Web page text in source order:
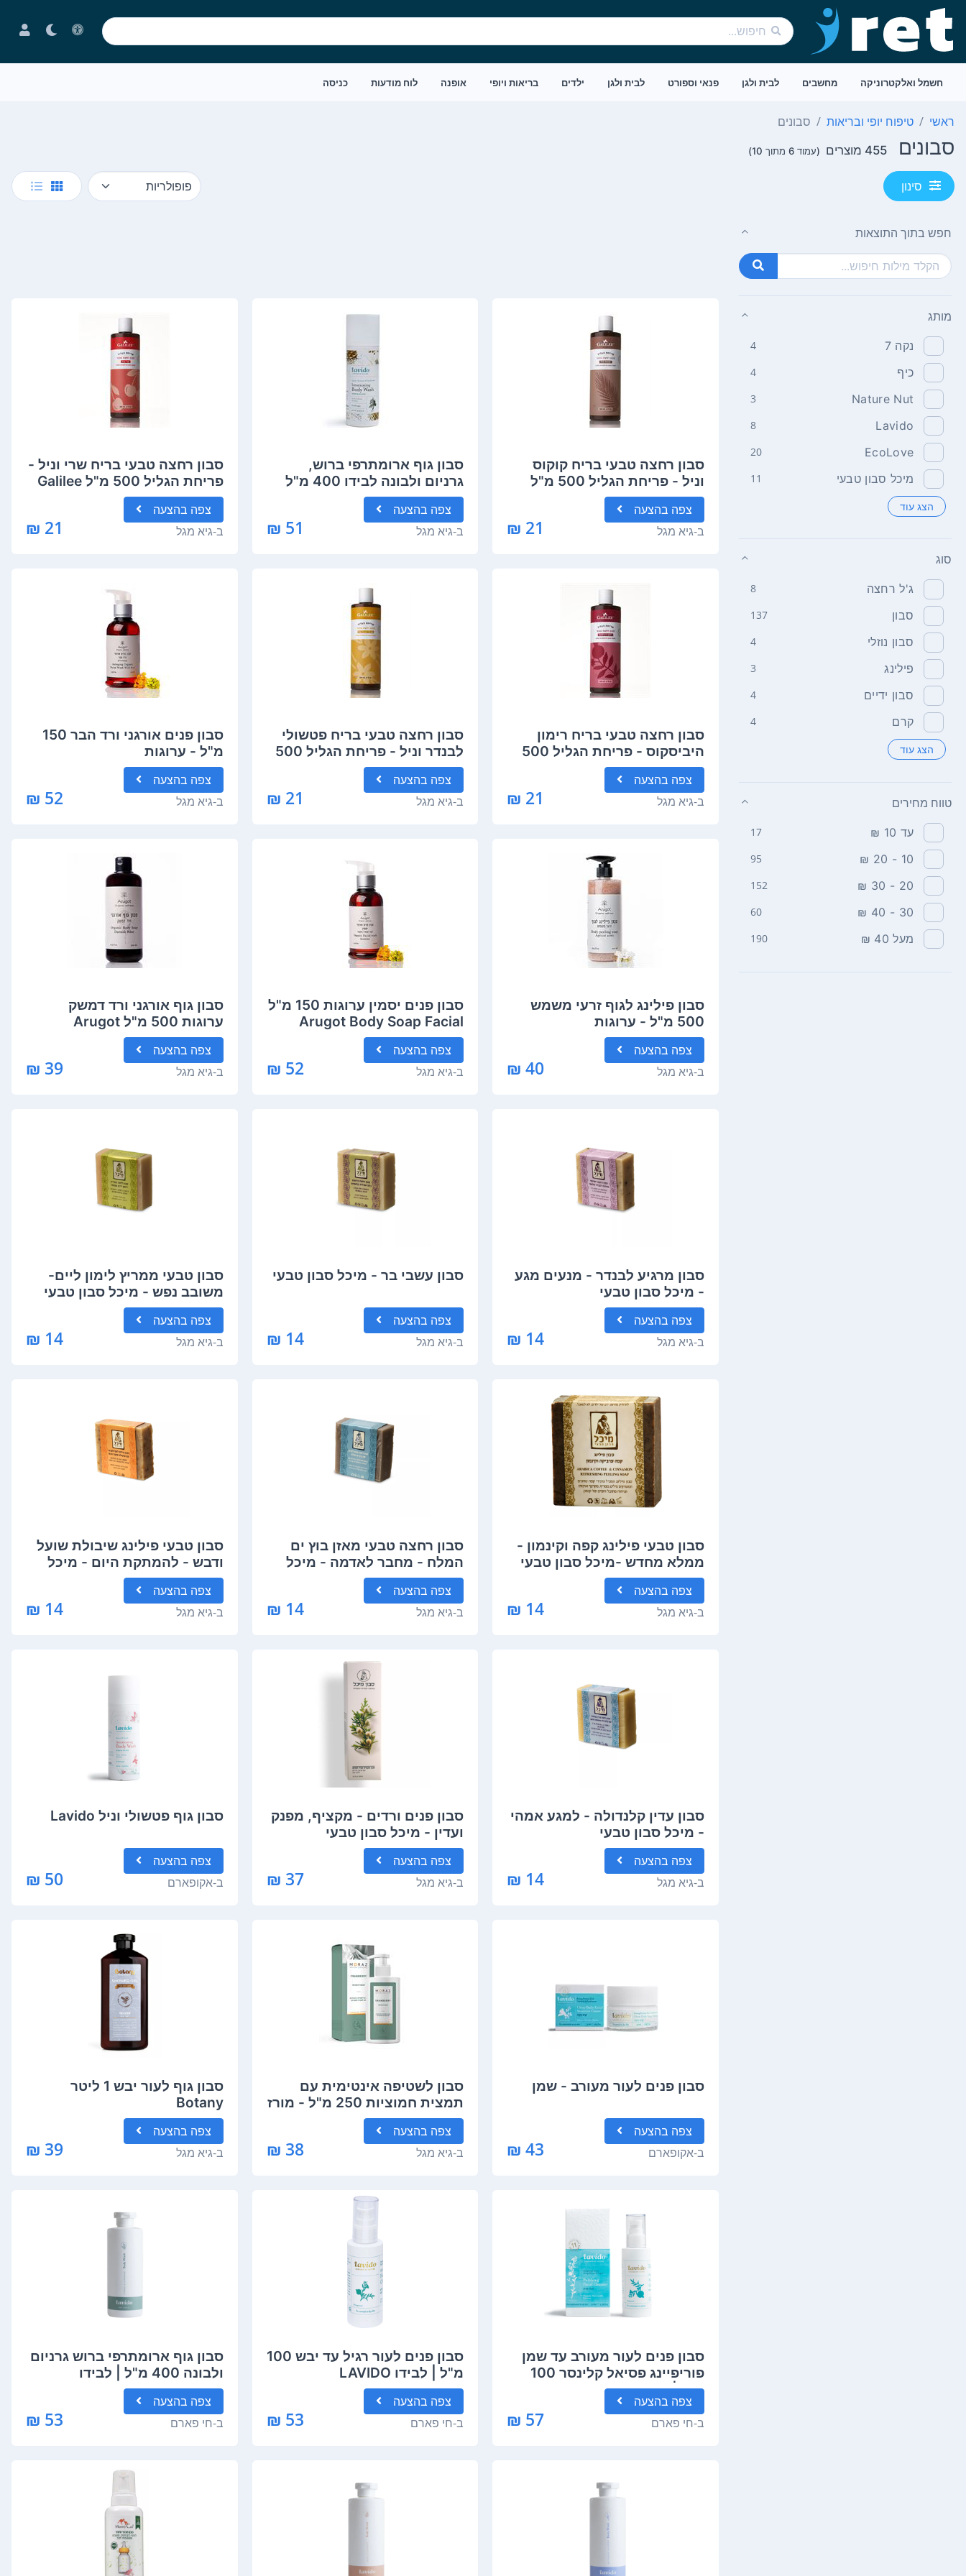
חשמל ואלקטרוניקה מחשבים לבית ולגן פנאי וספורט לבית ולגן ילדים בריאות ויופי אופנה לוח מודעות כניסה
ראשי טיפוח יופי ובריאות סבונים
סבונים 455 מוצרים (עמוד 6 מתוך 10)
סינון
חפש בתוך התוצאות
מותג
נקה 7 4
כיף 4
Nature Nut
3
Lavido
8
EcoLove
20
מיכל סבון טבעי 11
הצג עוד
סוג
ג'ל רחצה 8
סבון 137
סבון נוזלי 4
פילינג 3
סבון ידיים 4
קרם 4
הצג עוד
טווח מחירים
עד 10 ₪ 17
10 - 20 ₪
95
20 - 30 ₪
152
30 - 40 ₪
60
מעל 40 ₪ 190
סבון רחצה טבעי בריח קוקוס
וניל - פריחת הגליל 500 מ"ל
Galilee Pure
צפה בהצעה
ב-גיא מגל 21 ₪
סבון גוף ארומתרפי ברוש,
גרניום ולבונה לבידו 400 מ"ל
Lavido Body Wash
צפה בהצעה
ב-גיא מגל 51 ₪
סבון רחצה טבעי בריח שרי וניל -
פריחת הגליל 500 מ"ל Galilee
Pure
צפה בהצעה
ב-גיא מגל 21 ₪
סבון רחצה טבעי בריח רימון
היביסקוס - פריחת הגליל 500
מ"ל Galilee Pure
צפה בהצעה
ב-גיא מגל 21 ₪
סבון רחצה טבעי בריח פטשולי
לבנדר וניל - פריחת הגליל 500
מ"ל Galilee Pure
צפה בהצעה
ב-גיא מגל 21 ₪
סבון פנים אורגני ורד הבר 150
מ"ל - ערוגות
צפה בהצעה
ב-גיא מגל 52 ₪
סבון פילינג לגוף זרעי משמש
500 מ"ל - ערוגות
צפה בהצעה
ב-גיא מגל 40 ₪
סבון פנים יסמין ערוגות 150 מ"ל
Arugot Body Soap Facial
wash
צפה בהצעה
ב-גיא מגל 52 ₪
סבון גוף אורגני ורד דמשק
ערוגות 500 מ"ל Arugot
Organic Body Soap Damask
Rose
צפה בהצעה
ב-גיא מגל 39 ₪
סבון מרגיע לבנדר - מנעים מגע
- מיכל סבון טבעי
צפה בהצעה
ב-גיא מגל 14 ₪
סבון עשבי בר - מיכל סבון טבעי
צפה בהצעה
ב-גיא מגל 14 ₪
סבון טבעי ממריץ לימון ליים-
משובב נפש - מיכל סבון טבעי
צפה בהצעה
ב-גיא מגל 14 ₪
סבון טבעי פילינג קפה וקינמון -
ממלא מחדש -מיכל סבון טבעי
צפה בהצעה
ב-גיא מגל 14 ₪
סבון רחצה טבעי מאזן בוץ ים
המלח - מחבר לאדמה - מיכל
סבון טבעי
צפה בהצעה
ב-גיא מגל 14 ₪
סבון טבעי פילינג שיבולת שועל
ודבש - להמתקת היום - מיכל
סבון טבעי
צפה בהצעה
ב-גיא מגל 14 ₪
סבון עדין קלנדולה - למגע אמהי
- מיכל סבון טבעי
צפה בהצעה
ב-גיא מגל 14 ₪
סבון פנים ורדים - מקציף, מפנק
ועדין - מיכל סבון טבעי
צפה בהצעה
ב-גיא מגל 37 ₪
סבון גוף פטשולי וניל Lavido
צפה בהצעה
ב-אקופארם 50 ₪
סבון פנים לעור מעורב - שמן
צפה בהצעה
ב-אקופארם 43 ₪
סבון לשטיפה אינטימית עם
תמצית חמוציות 250 מ"ל - מורז
צפה בהצעה
ב-גיא מגל 38 ₪
סבון גוף לעור יבש 1 ליטר
Botany
צפה בהצעה
ב-גיא מגל 39 ₪
סבון פנים לעור מעורב עד שמן
פוריפיינג פסיאל קלינסר 100
מ"ל | לבידו LAVIDO
צפה בהצעה
ב-חי פארם 57 ₪
סבון פנים לעור רגיל עד יבש 100
מ"ל | לבידו LAVIDO
צפה בהצעה
ב-חי פארם 53 ₪
סבון גוף ארומתרפי ברוש גרניום
ולבונה 400 מ"ל | לבידו
LAVIDO
צפה בהצעה
ב-חי פארם 53 ₪